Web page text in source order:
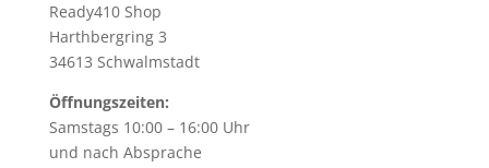
Ready410 Shop
Harthbergring 3
34613 Schwalmstadt
Öffnungszeiten:
Samstags 10:00 – 16:00 Uhr
und nach Absprache